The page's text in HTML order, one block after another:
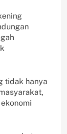
tidak hanya